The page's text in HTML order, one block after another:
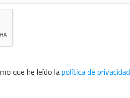
que he leído lapolítica de privacidad